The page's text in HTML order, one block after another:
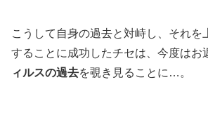
こうして自身の過去と対峙し、それを
することに成功したチセは、今度はお
ィルスの過去を覗き見ることに…。